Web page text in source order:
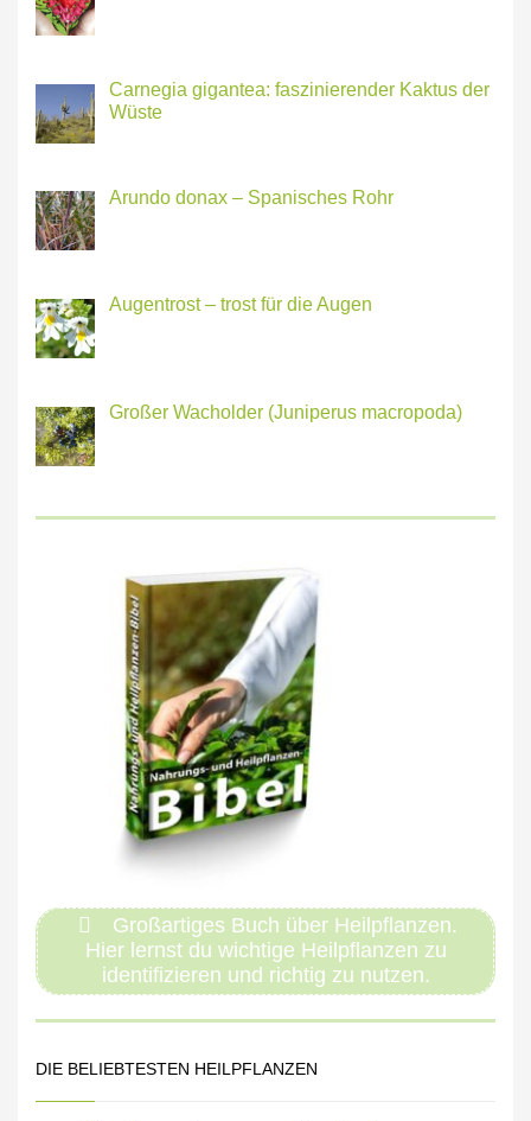
Carnegia gigantea: faszinierender Kaktus der
Wüste
Arundo donax – Spanisches Rohr
Augentrost – trost für die Augen
Großer Wacholder (Juniperus macropoda)
Großartiges Buch über Heilpflanzen.
Hier lernst du wichtige Heilpflanzen zu
identifizieren und richtig zu nutzen.
DIE BELIEBTESTEN HEILPFLANZEN